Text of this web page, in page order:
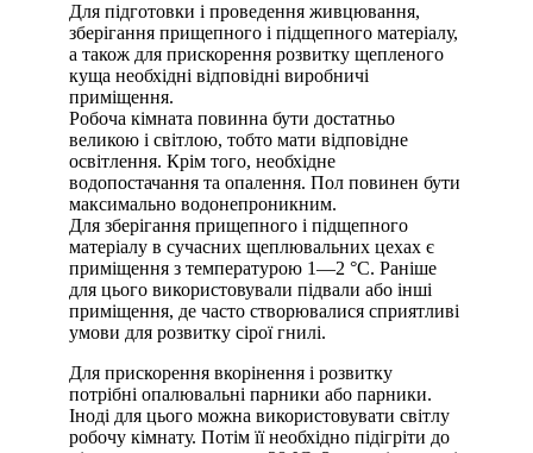
Для підготовки і проведення живцювання,
зберігання прищепного і підщепного матеріалу,
а також для прискорення розвитку щепленого
куща необхідні відповідні виробничі
приміщення.
Робоча кімната повинна бути достатньо
великою і світлою, тобто мати відповідне
освітлення. Крім того, необхідне
водопостачання та опалення. Пол повинен бути
максимально водонепроникним.
Для зберігання прищепного і підщепного
матеріалу в сучасних щеплювальних цехах є
приміщення з температурою 1—2 °С. Раніше
для цього використовували підвали або інші
приміщення, де часто створювалися сприятливі
умови для розвитку сірої гнилі.
Для прискорення вкорінення і розвитку
потрібні опалювальні парники або парники.
Іноді для цього можна використовувати світлу
робочу кімнату. Потім її необхідно підігріти до